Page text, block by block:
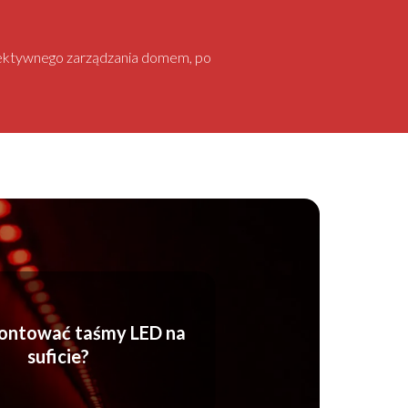
zarządzania domem, po
taśmy LED na
suficie?